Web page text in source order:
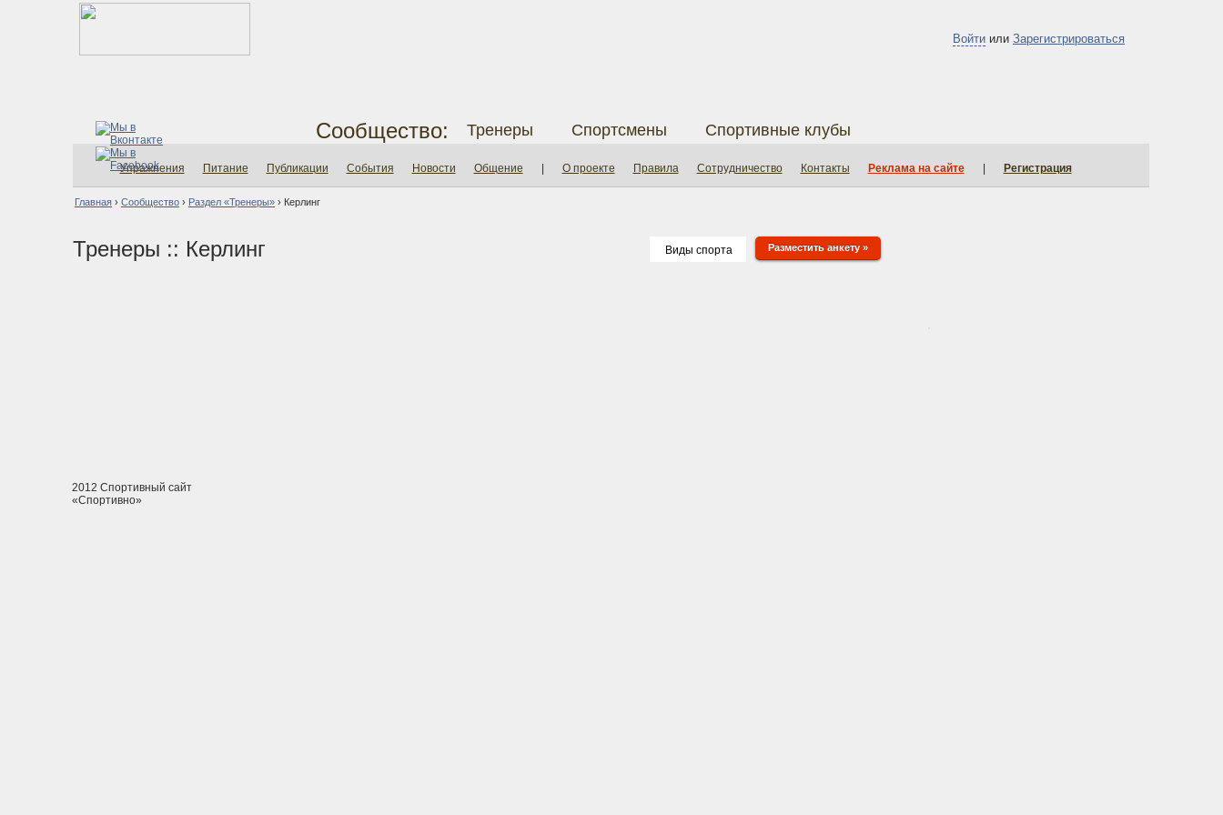
Войти или Зарегистрироваться
Сообщество: Тренеры Спортсмены Спортивные клубы
Упражнения Питание Публикации События Новости Общение О проекте Правила Сотрудничество Контакты Реклама на сайте Регистрация
Главная › Сообщество › Раздел «Тренеры» › Керлинг
Разместить анкету »
Виды спорта
Тренеры :: Керлинг
2012 Спортивный сайт
«Спортивно»